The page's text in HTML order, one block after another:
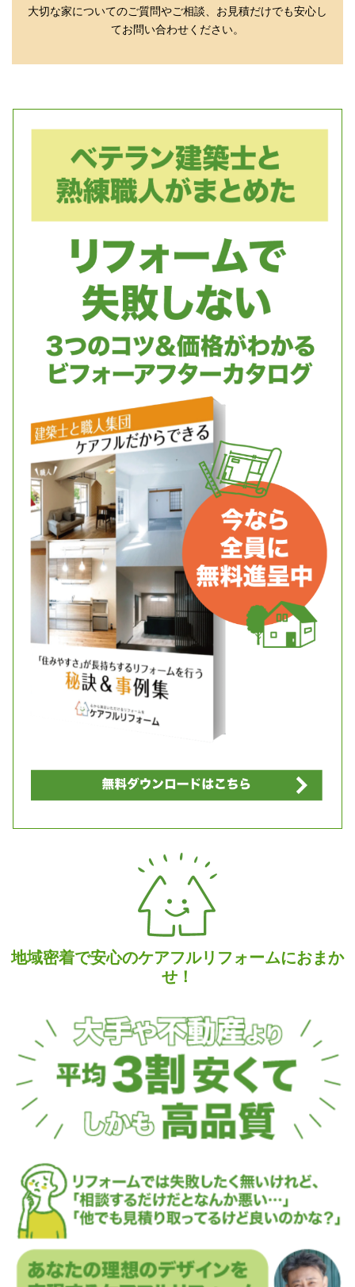
大切な家についてのご質問やご相談、お見積だけでも安心し
てお問い合わせください。
地域密着で安心のケアフルリフォームにおまか
せ！